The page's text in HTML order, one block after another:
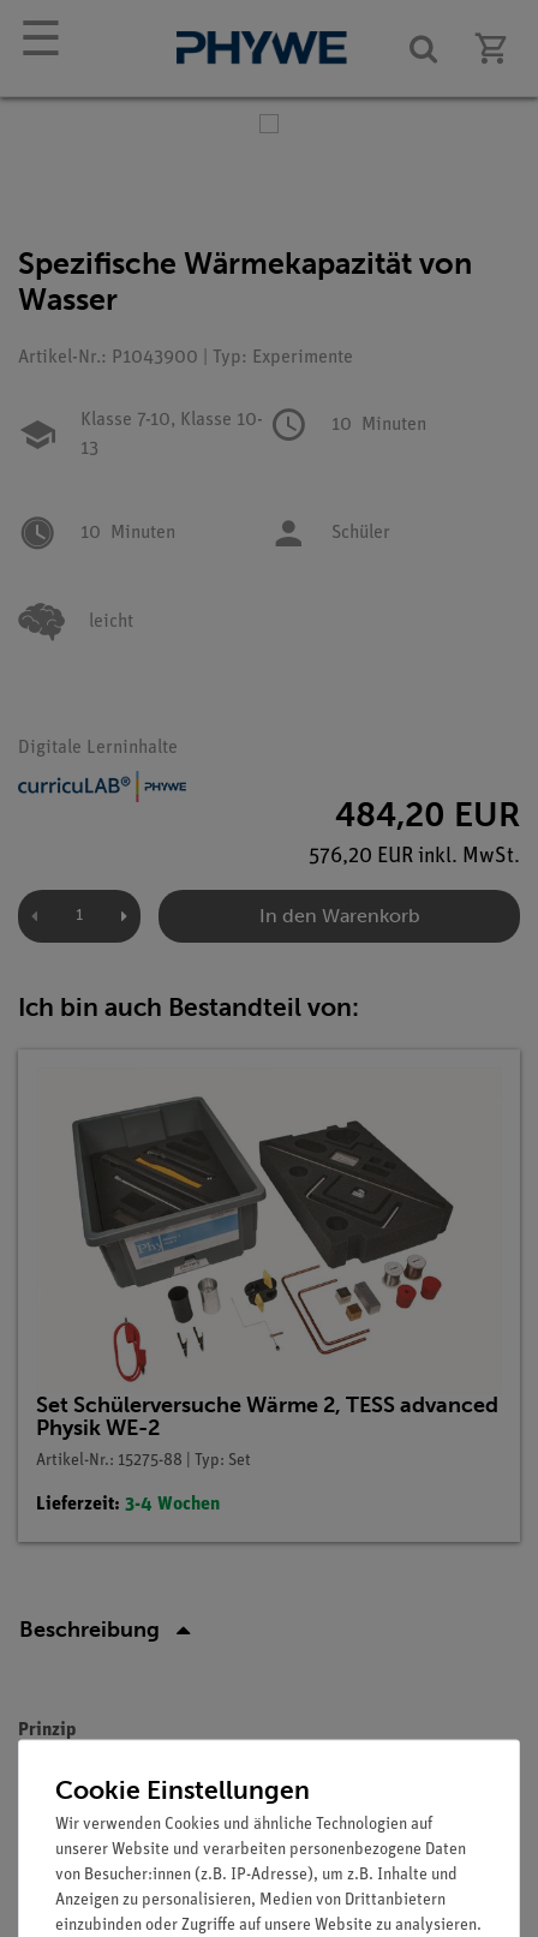
☰
Spezifische Wärmekapazität von
Wasser
Artikel-Nr.: P1043900 | Typ: Experimente
Klasse 7-10, Klasse 10-
13
10 Minuten
10 Minuten Schüler
leicht
Digitale Lerninhalte
484,20 EUR
576,20 EUR inkl. MwSt.
In den Warenkorb
Ich bin auch Bestandteil von:
Set Schülerversuche Wärme 2, TESS advanced
Physik WE-2
Artikel-Nr.: 15275-88 | Typ: Set
Lieferzeit: 3-4 Wochen
Beschreibung
Prinzip
erwärmt. Die elektrische Heizleistung wird bestimmt. Aus
Temperaturerhöhung und Heizenergie wird die spezifische
Wärmekapazität von Wasser berechnet. Diese Berechnung
wird unter Auswertepunkt 6 als Mittelwert der
Einzelmessungen vorgenommen. Dieser Auswertepunkt kann
Cookie Einstellungen
Wir verwenden Cookies und ähnliche Technologien auf
unserer Website und verarbeiten personenbezogene Daten
von Besucher:innen (z.B. IP-Adresse), um z.B. Inhalte und
Anzeigen zu personalisieren, Medien von Drittanbietern
einzubinden oder Zugriffe auf unsere Website zu analysieren.